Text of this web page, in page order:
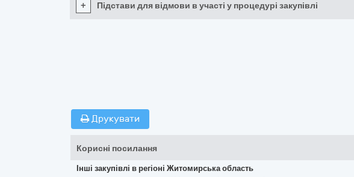
+ Підстави для відмови в участі у процедурі закупівлі
Друкувати
Корисні посилання
Інші закупівлі в регіоні Житомирська область